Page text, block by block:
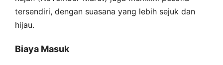
tersendiri, dengan suasana yang lebih sejuk dan
hijau.
Biaya Masuk